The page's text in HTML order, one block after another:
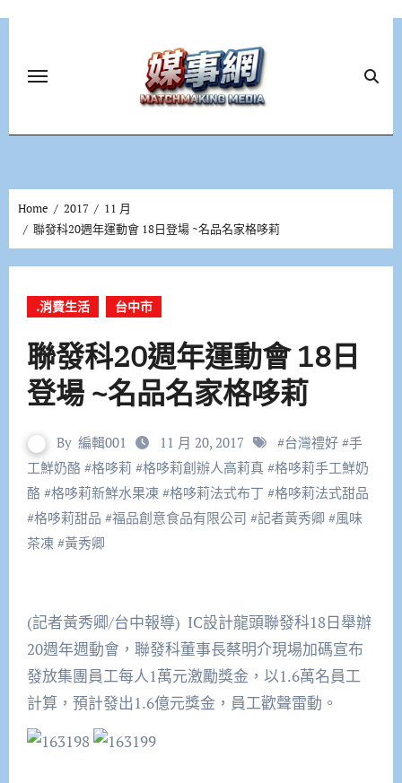
Home 2017
11 月
聯發科20週年運動會 18日登場 ~名品名家格哆莉
.消費生活 台中市
聯發科20週年運動會 18日
登場 ~名品名家格哆莉
By 編輯001 11 月 20, 2017 #台灣禮好 #手
工鮮奶酪#格哆莉#格哆莉創辦人高莉真 #格哆莉手工鮮奶
酪#格哆莉新鮮水果凍#格哆莉法式布丁 #格哆莉法式甜品
#格哆莉甜品 #福品創意食品有限公司 #記者黃秀卿 #風味
茶凍#黃秀卿
(記者黃秀卿/台中報導) IC設計龍頭聯發科18日舉辦
20週年週動會，聯發科董事長蔡明介現場加碼宣布
發放集團員工每人1萬元激勵獎金，以1.6萬名員工
計算，預計發出1.6億元獎金，員工歡聲雷動。